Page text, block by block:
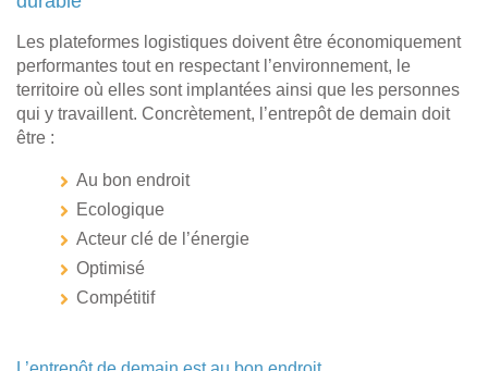
Les plateformes logistiques doivent être économiquement
performantes tout en respectant l’environnement, le
territoire où elles sont implantées ainsi que les personnes
qui y travaillent. Concrètement, l’entrepôt de demain doit
être :
Au bon endroit
Ecologique
Acteur clé de l’énergie
Optimisé
Compétitif